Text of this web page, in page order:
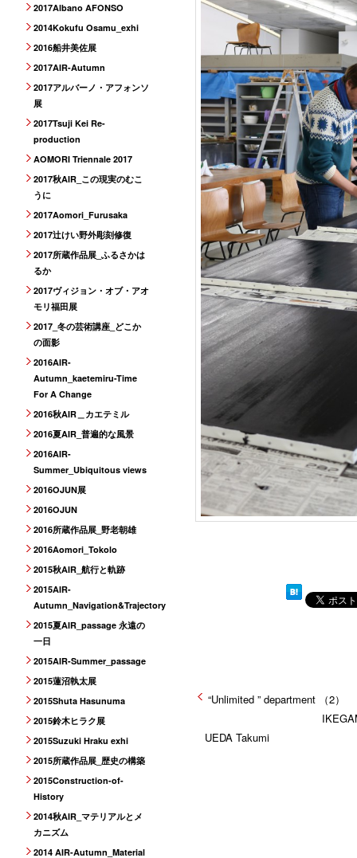
“Unlimited ” department （2）
IKEGAMI
UEDA Takumi
2017Albano AFONSO
2014Kokufu Osamu_exhi
2016船井美佐展
2017AIR-Autumn
2017アルバーノ・アフォンソ
展
2017Tsuji Kei Re-
production
AOMORI Triennale 2017
2017秋AIR_この現実のむこ
うに
2017Aomori_Furusaka
2017辻けい野外彫刻修復
2017所蔵作品展_ふるさかは
るか
2017ヴィジョン・オブ・アオ
モリ福田展
2017_冬の芸術講座_どこか
の面影
2016AIR-
Autumn_kaetemiru-Time
For A Change
2016秋AIR＿カエテミル
2016夏AIR_普遍的な風景
2016AIR-
Summer_Ubiquitous views
2016OJUN展
2016OJUN
2016所蔵作品展_野老朝雄
2016Aomori_Tokolo
2015秋AIR_航行と軌跡
2015AIR-
Autumn_Navigation&Trajectory
2015夏AIR_passage 永遠の
一日
2015AIR-Summer_passage
2015蓮沼執太展
2015Shuta Hasunuma
2015鈴木ヒラク展
2015Suzuki Hraku exhi
2015所蔵作品展_歴史の構築
2015Construction-of-
History
2014秋AIR_マテリアルとメ
カニズム
2014 AIR-Autumn_Material